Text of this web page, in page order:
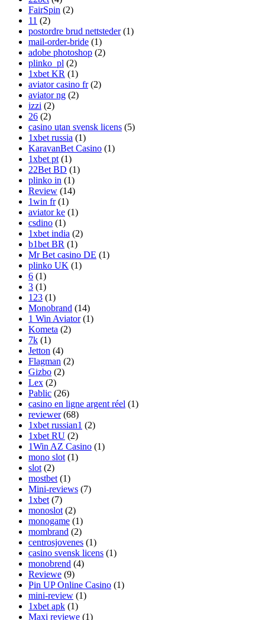
FairSpin (2)
11 (2)
postordre brud nettsteder(1)
mail-order-bride (1)
adobe photoshop (2)
plinko_pl (2)
1xbet KR (1)
aviator casino fr(2)
aviator ng (2)
izzi (2)
26 (2)
casino utan svensk licens (5)
1xbet russia (1)
KaravanBet Casino (1)
1xbet pt (1)
22Bet BD (1)
plinko in (1)
Review (14)
1win fr(1)
aviator ke (1)
csdino (1)
1xbet india (2)
b1bet BR (1)
Mr Bet casino DE (1)
plinko UK (1)
6 (1)
3 (1)
123 (1)
Monobrand (14)
1 Win Aviator(1)
Kometa (2)
7k (1)
Jetton (4)
Flagman (2)
Gizbo (2)
Lex (2)
Pablic (26)
casino en ligne argent réel (1)
reviewer(68)
1xbet russian1 (2)
1xbet RU (2)
1Win AZ Casino (1)
mono slot (1)
slot (2)
mostbet (1)
Mini-reviews (7)
1xbet (7)
monoslot (2)
monogame (1)
mombrand (2)
centrosjovenes (1)
casino svensk licens (1)
monobrend (4)
Reviewe (9)
Pin UP Online Casino (1)
mini-review (1)
1xbet apk (1)
Maxi reviewe (1)